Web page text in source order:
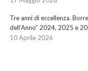
Tre anni di eccellenza.
dell’Anno” 2024, 2025 e
10 Aprile 2026